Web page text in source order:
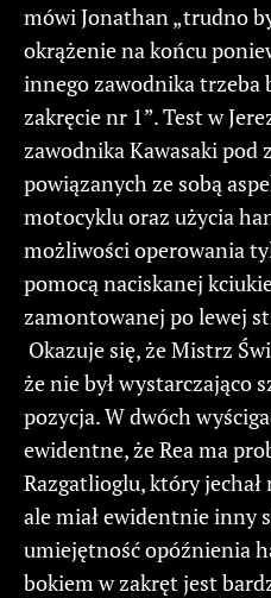
mówi Jonathan „trudno
okrążenie na końcu
innego zawodnika trzeba
zakręcie nr 1”. Test w
zawodnika Kawasaki pod
powiązanych ze sobą
motocyklu oraz użycia
możliwości operowania
pomocą naciskanej
zamontowanej po lewej
Okazuje się, że Mistrz
że nie był wystarczająco
pozycja. W dwóch
ewidentne, że Rea ma
Razgatlioglu, który
ale miał ewidentnie inny
umiejętność opóźnienia
bokiem w zakręt jest